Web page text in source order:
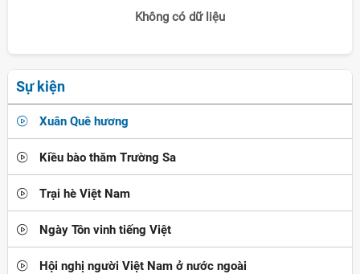
Không có dữ liệu
Sự kiện
Xuân Quê hương
Kiều bào thăm Trường Sa
Trại hè Việt Nam
Ngày Tôn vinh tiếng Việt
Hội nghị người Việt Nam ở nước ngoài